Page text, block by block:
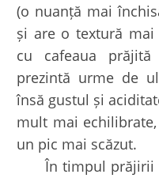
(o nuanță mai
și are o textură mai
cu cafeaua
prezintă urme de
însă gustul și
mult mai
un pic mai scăzut.
În timpul prăjirii